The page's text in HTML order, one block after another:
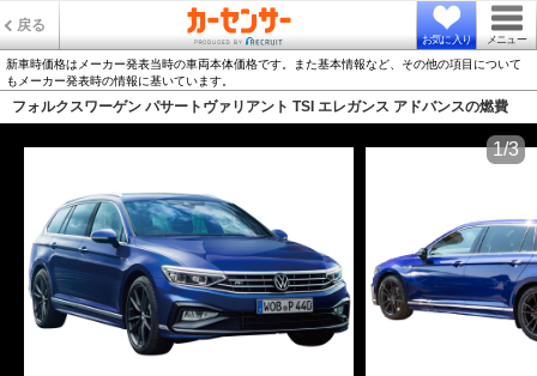
戻る
お気に入り メニュー
新車時価格はメーカー発表当時の車両本体価格です。また基本情報など、その他の項目について
もメーカー発表時の情報に基いています。
フォルクスワーゲン パサートヴァリアント TSI エレガンス アドバンスの燃費
1/3